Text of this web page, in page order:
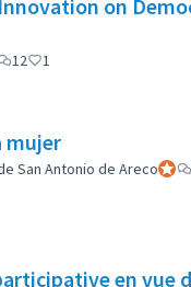
on
officiel
12 1
mujer
San Antonio de Areco
en vue